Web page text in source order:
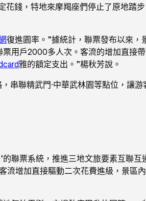
花錢，特地來摩羯座們停止了原地踏
復進園率。”據統計，聯票發布以來，
用戶2000多人次。客流的增加直接
雅的額定支出。”楊秋芳說。
串聯精武門·中華武林園等點位，讓游
聯票系統，推進三地文旅要素互聯互
流增加直接驅動二次花費進級，景區